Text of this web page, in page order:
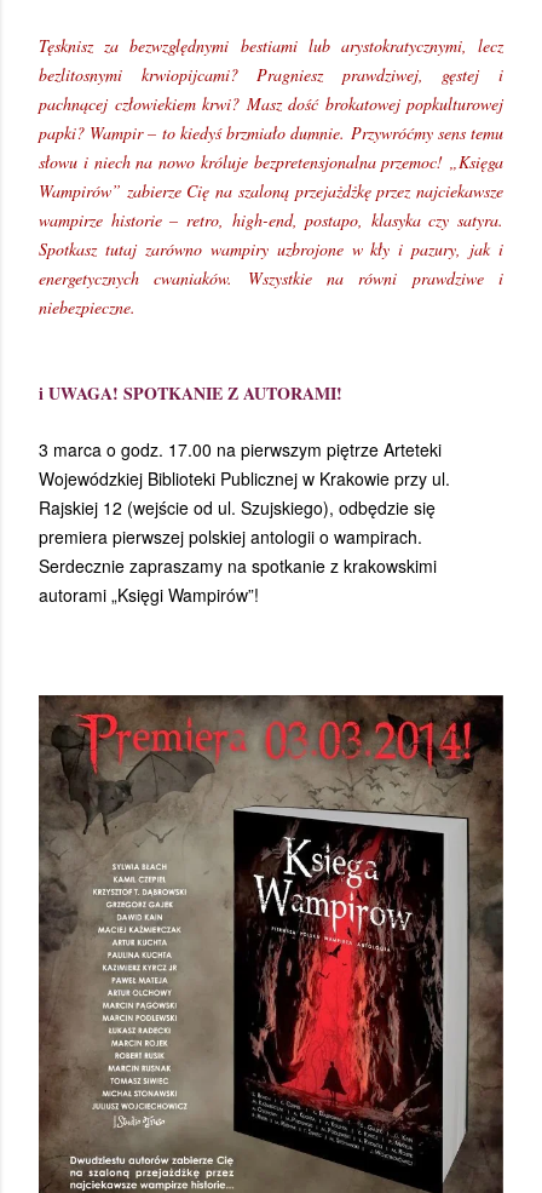
Tęsknisz za bezwzględnymi bestiami lub arystokratycznymi, lecz
bezlitosnymi krwiopijcami? Pragniesz prawdziwej, gęstej i
pachnącej człowiekiem krwi? Masz dość brokatowej popkulturowej
papki? Wampir – to kiedyś brzmiało dumnie. Przywróćmy sens temu
słowu i niech na nowo króluje bezpretensjonalna przemoc! „Księga
Wampirów” zabierze Cię na szaloną przejażdżkę przez najciekawsze
wampirze historie – retro, high-end, postapo, klasyka czy satyra.
Spotkasz tutaj zarówno wampiry uzbrojone w kły i pazury, jak i
energetycznych cwaniaków. Wszystkie na równi prawdziwe i
niebezpieczne.
i UWAGA! SPOTKANIE Z AUTORAMI!
3 marca o godz. 17.00 na pierwszym piętrze Arteteki
Wojewódzkiej Biblioteki Publicznej w Krakowie przy ul.
Rajskiej 12 (wejście od ul. Szujskiego), odbędzie się
premiera pierwszej polskiej antologii o wampirach.
Serdecznie zapraszamy na spotkanie z krakowskimi
autorami „Księgi Wampirów”!